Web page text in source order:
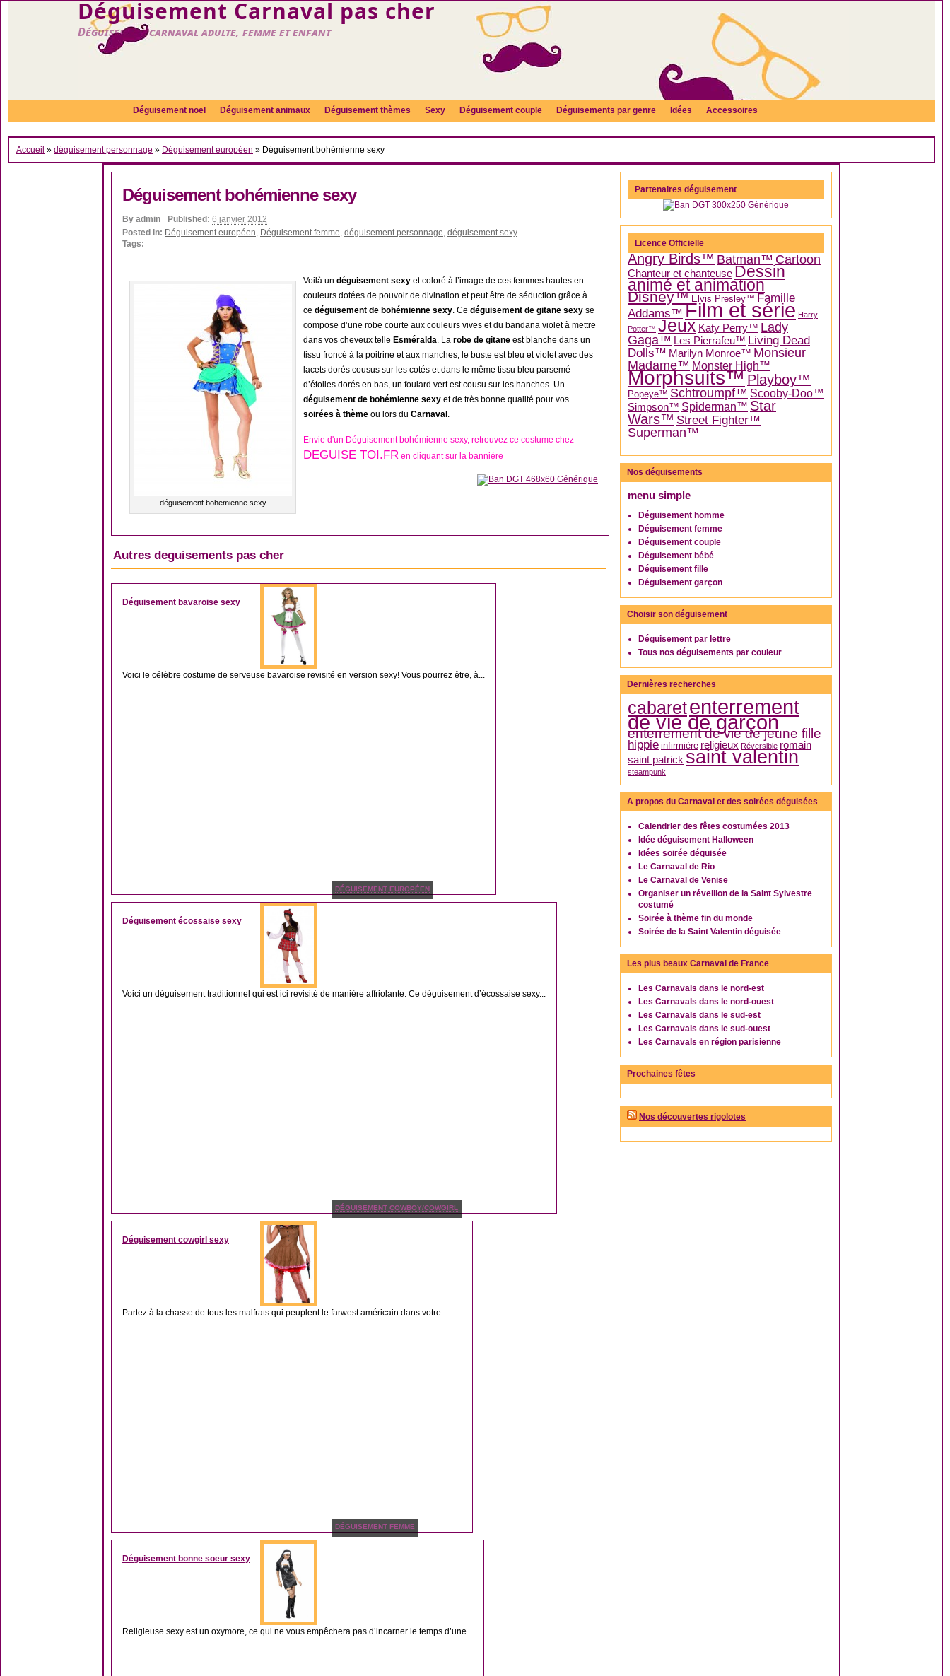
Déguisement Carnaval pas cher
Déguisement carnaval adulte, femme et enfant
Déguisement noel Déguisement animaux Déguisement thèmes Sexy Déguisement couple Déguisements par genre Idées Accessoires
Accueil » déguisement personnage » Déguisement européen » Déguisement bohémienne sexy
Déguisement bohémienne sexy
By admin Published: 6 janvier 2012
Posted in: Déguisement européen, Déguisement femme, déguisement personnage, déguisement sexy
Tags:
déguisement bohemienne sexy
Voilà un déguisement sexy et coloré à l’image de ces femmes hautes en
couleurs dotées de pouvoir de divination et peut être de séduction grâce à
ce déguisement de bohémienne sexy. Ce déguisement de gitane sexy se
compose d’une robe courte aux couleurs vives et du bandana violet à mettre
dans vos cheveux telle Esméralda. La robe de gitane est blanche dans un
tissu froncé à la poitrine et aux manches, le buste est bleu et violet avec des
lacets dorés cousus sur les cotés et dans le même tissu bleu parsemé
d’étoiles dorés en bas, un foulard vert est cousu sur les hanches. Un
déguisement de bohémienne sexy et de très bonne qualité pour vos
soirées à thème ou lors du Carnaval .
Envie d'un Déguisement bohémienne sexy, retrouvez ce costume chez
DEGUISE TOI.FR en cliquant sur la bannière
Autres deguisements pas cher
DÉGUISEMENT EUROPÉEN
Déguisement bavaroise sexy
Voici le célèbre costume de serveuse bavaroise revisité en version sexy! Vous pourrez être, à...
DÉGUISEMENT EUROPÉEN
Déguisement écossaise sexy
Voici un déguisement traditionnel qui est ici revisité de manière affriolante. Ce déguisement d’écossaise sexy...
DÉGUISEMENT COWBOY/COWGIRL
Déguisement cowgirl sexy
Partez à la chasse de tous les malfrats qui peuplent le farwest américain dans votre...
DÉGUISEMENT FEMME
Déguisement bonne soeur sexy
Religieuse sexy est un oxymore, ce qui ne vous empêchera pas d’incarner le temps d’une...
Partenaires déguisement
Licence Officielle
Angry Birds™ Batman™ Cartoon
Chanteur et chanteuse Dessin
animé et animation
Disney™ Elvis Presley™ Famille
Addams™ Film et série Harry
Potter™ Jeux Katy Perry™ Lady
Gaga™ Les Pierrafeu™ Living Dead
Dolls™ Marilyn Monroe™ Monsieur
Madame™ Monster High™
Morphsuits™Playboy™
Popeye™ Schtroumpf™ Scooby-Doo™
Simpson™ Spiderman™ Star
Wars™ Street Fighter™
Superman™
Nos déguisements
menu simple
Déguisement homme
Déguisement femme
Déguisement couple
Déguisement bébé
Déguisement fille
Déguisement garçon
Choisir son déguisement
Déguisement par lettre
Tous nos déguisements par couleur
Dernières recherches
cabaretenterrement
de vie de garçon
enterrement de vie de jeune fille
hippie infirmière religieux Réversible romain
saint patrick saint valentin
steampunk
A propos du Carnaval et des soirées déguisées
Calendrier des fêtes costumées 2013
Idée déguisement Halloween
Idées soirée déguisée
Le Carnaval de Rio
Le Carnaval de Venise
Organiser un réveillon de la Saint Sylvestre
costumé
Soirée à thème fin du monde
Soirée de la Saint Valentin déguisée
Les plus beaux Carnaval de France
Les Carnavals dans le nord-est
Les Carnavals dans le nord-ouest
Les Carnavals dans le sud-est
Les Carnavals dans le sud-ouest
Les Carnavals en région parisienne
Prochaines fêtes
Nos découvertes rigolotes